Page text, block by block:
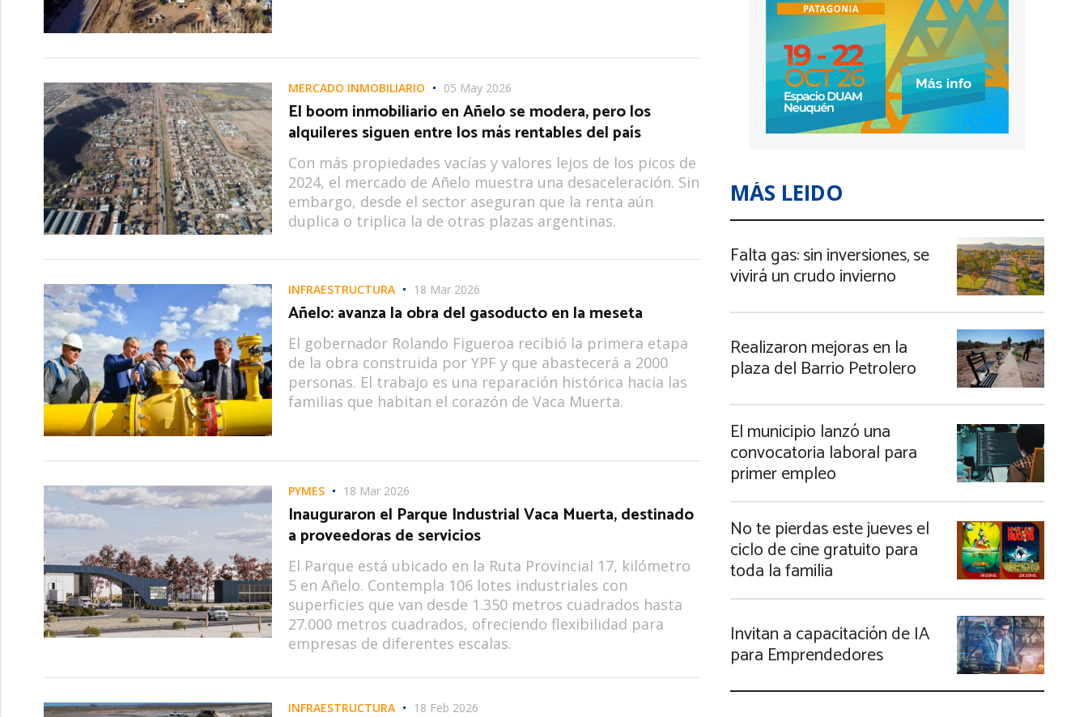
MERCADO INMOBILIARIO 05 May 2026
El boom inmobiliario en Añelo se modera, pero los
alquileres siguen entre los más rentables del país
Con más propiedades vacías y valores lejos de los picos de
2024, el mercado de Añelo muestra una desaceleración. Sin
embargo, desde el sector aseguran que la renta aún
duplica o triplica la de otras plazas argentinas.
INFRAESTRUCTURA 18 Mar 2026
Añelo: avanza la obra del gasoducto en la meseta
El gobernador Rolando Figueroa recibió la primera etapa
de la obra construida por YPF y que abastecerá a 2000
personas. El trabajo es una reparación histórica hacia las
familias que habitan el corazón de Vaca Muerta.
PYMES 18 Mar 2026
Inauguraron el Parque Industrial Vaca Muerta, destinado
a proveedoras de servicios
El Parque está ubicado en la Ruta Provincial 17, kilómetro
5 en Añelo. Contempla 106 lotes industriales con
superficies que van desde 1.350 metros cuadrados hasta
27.000 metros cuadrados, ofreciendo flexibilidad para
empresas de diferentes escalas.
INFRAESTRUCTURA 18 Feb 2026
MÁS LEIDO
Falta gas: sin inversiones, se
vivirá un crudo invierno
Realizaron mejoras en la
plaza del Barrio Petrolero
El municipio lanzó una
convocatoria laboral para
primer empleo
No te pierdas este jueves el
ciclo de cine gratuito para
toda la familia
Invitan a capacitación de IA
para Emprendedores